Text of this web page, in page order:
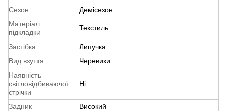
Сезон
Демісезон
Матеріал
підкладки
Текстиль
Застібка
Липучка
Вид взуття
Черевики
Наявність
світловідбиваючої
стрічки
Ні
Задник Високий